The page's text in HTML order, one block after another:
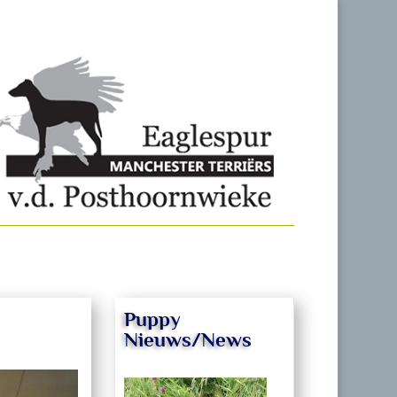
Puppy
Nieuws/News